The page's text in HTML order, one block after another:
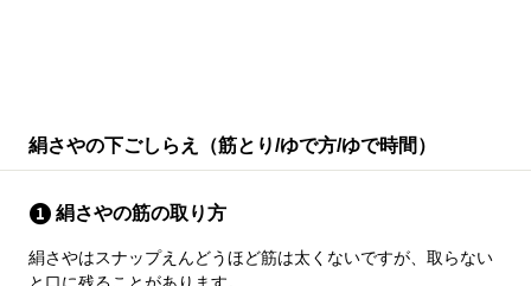
絹さやの下ごしらえ（筋とり/ゆで方/ゆで時間）
絹さやの筋の取り方
絹さやはスナップえんどうほど筋は太くないですが、取らない